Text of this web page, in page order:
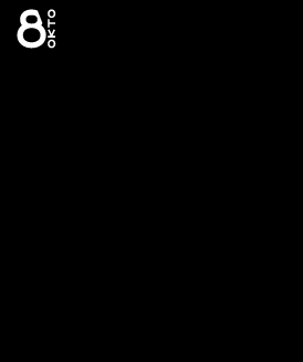
Zum
Inhalt
springen